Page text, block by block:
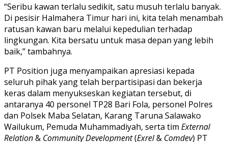
“Seribu kawan terlalu sedikit, satu musuh terlalu banyak.
Di pesisir Halmahera Timur hari ini, kita telah menambah
ratusan kawan baru melalui kepedulian terhadap
lingkungan. Kita bersatu untuk masa depan yang lebih
baik,” tambahnya.
PT Position juga menyampaikan apresiasi kepada
seluruh pihak yang telah berpartisipasi dan bekerja
keras dalam menyukseskan kegiatan tersebut, di
antaranya 40 personel TP28 Bari Fola, personel Polres
dan Polsek Maba Selatan, Karang Taruna Salawako
Wailukum, Pemuda Muhammadiyah, serta tim External
Relation& Community Development(Exrel& Comdev) PT